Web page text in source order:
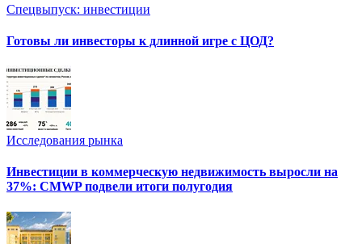
Спецвыпуск: инвестиции
Готовы ли инвесторы к длинной игре с ЦОД?
Исследования рынка
Инвестиции в коммерческую недвижимость выросли на
37%: CMWP подвели итоги полугодия